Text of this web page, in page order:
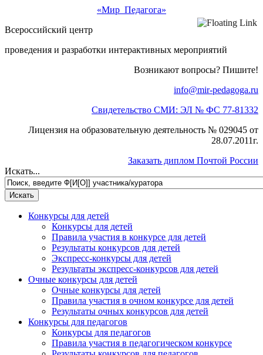
«Мир Педагога»
Всероссийский центр
проведения и разработки интерактивных мероприятий
Возникают вопросы? Пишите!
info@mir-pedagoga.ru
Свидетельство СМИ: ЭЛ № ФС 77-81332
Лицензия на образовательную деятельность № 029045 от
28.07.2011г.
Заказать диплом Почтой России
Искать...
Конкурсы для детей
Конкурсы для детей
Правила участия в конкурсе для детей
Результаты конкурсов для детей
Экспресс-конкурсы для детей
Результаты экспресс-конкурсов для детей
Очные конкурсы для детей
Очные конкурсы для детей
Правила участия в очном конкурсе для детей
Результаты очных конкурсов для детей
Конкурсы для педагогов
Конкурсы для педагогов
Правила участия в педагогическом конкурсе